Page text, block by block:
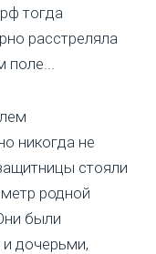
тогда
расстреляла
никогда не
стояли
родной
были
дочерьми,